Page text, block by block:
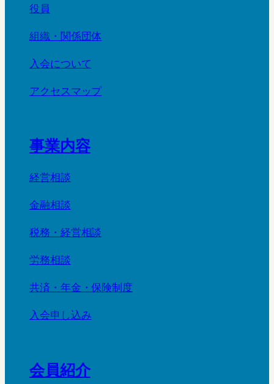
役員
組織・関係団体
入会について
アクセスマップ
事業内容
経営相談
金融相談
税務・経営相談
労務相談
共済・年金・保険制度
入会申し込み
会員紹介